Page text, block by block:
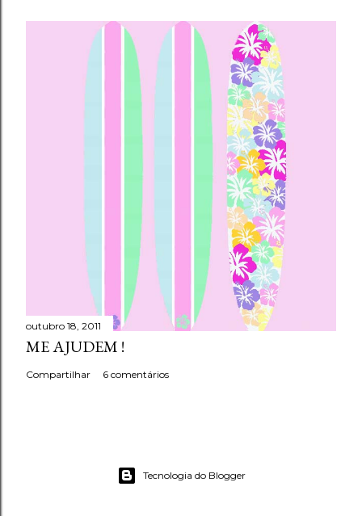
outubro 18, 2011
ME AJUDEM !
Compartilhar 6 comentários
Tecnologia do Blogger